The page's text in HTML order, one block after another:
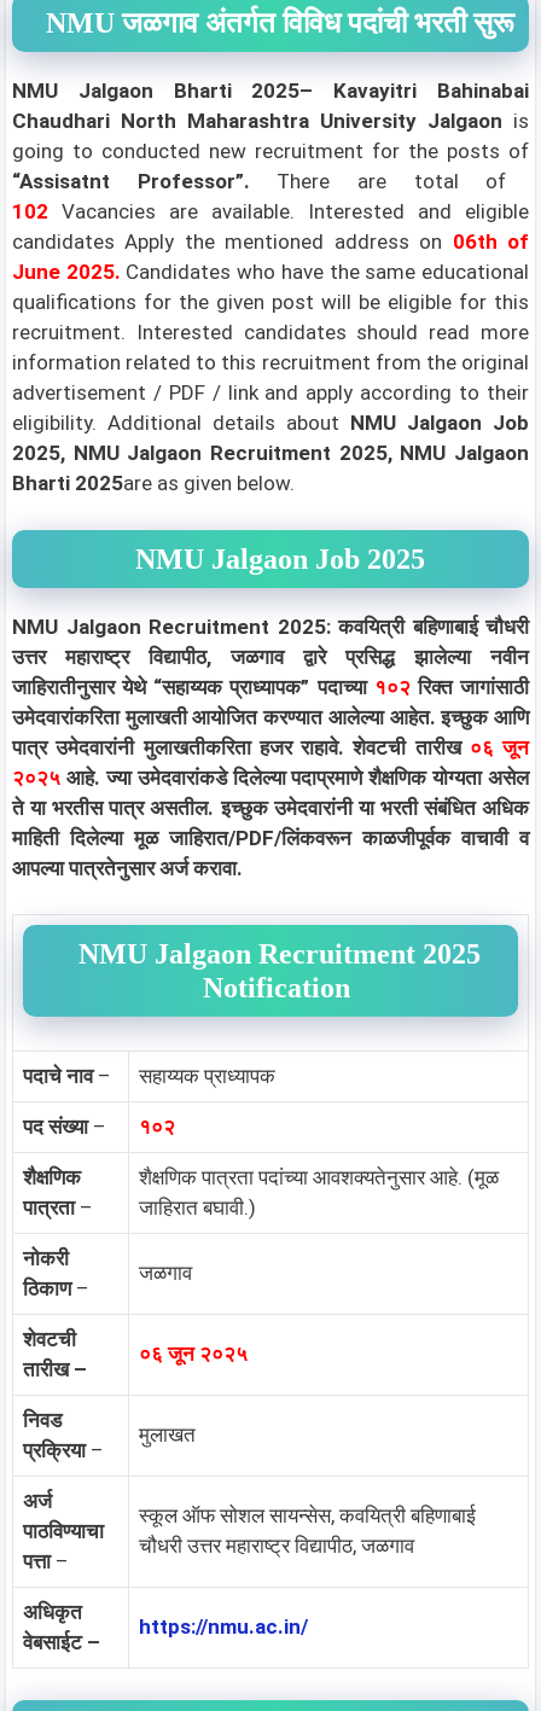
NMU जळगाव अंतर्गत विविध पदांची भरती सुरू
NMU Jalgaon
Bharti 2025– Kavayitri Bahinabai
Chaudhari North Maharashtra University Jalgaon is
going to conducted new recruitment for the posts of
“Assisatnt Professor”. There are total of
102 Vacancies are available. Interested and eligible
candidates Apply the mentioned address on 06th of
June 2025. Candidates who have the same educational
qualifications for the given post will be eligible for this
recruitment. Interested candidates should read more
information related to this recruitment from the original
advertisement / PDF / link and apply according to their
eligibility. Additional details about NMU Jalgaon Job
2025, NMU Jalgaon Recruitment 2025, NMU Jalgaon
Bharti 2025are as given below.
NMU Jalgaon Job 2025
NMU Jalgaon Recruitment 2025: कवयित्री बहिणाबाई चौधरी
उत्तर महाराष्ट्र विद्यापीठ, जळगाव द्वारे प्रसिद्ध झालेल्या नवीन
जाहिरातीनुसार येथे “सहाय्यक प्राध्यापक” पदाच्या १०२रिक्त जागांसाठी
उमेदवारांकरिता मुलाखती आयोजित करण्यात आलेल्या आहेत. इच्छुक आणि
पात्र उमेदवारांनी मुलाखतीकरिता हजर राहावे. शेवटची तारीख ०६ जून
२०२५ आहे. ज्या उमेदवारांकडे दिलेल्या पदाप्रमाणे शैक्षणिक योग्यता असेल
ते या भरतीस पात्र असतील. इच्छुक उमेदवारांनी या भरती संबंधित अधिक
माहिती दिलेल्या मूळ जाहिरात/PDF/लिंकवरून काळजीपूर्वक वाचावी व
आपल्या पात्रतेनुसार अर्ज करावा.
NMU Jalgaon Recruitment 2025
Notification
पदाचे नाव– सहाय्यक प्राध्यापक
पद संख्या– १०२
शैक्षणिक
पात्रता–
शैक्षणिक पात्रता पदांच्या आवशक्यतेनुसार आहे. (मूळ
जाहिरात बघावी.)
नोकरी
ठिकाण–
जळगाव
शेवटची
तारीख –
०६ जून २०२५
निवड
प्रक्रिया–
मुलाखत
अर्ज
पाठविण्याचा
पत्ता–
स्कूल ऑफ सोशल सायन्सेस, कवयित्री बहिणाबाई
चौधरी उत्तर महाराष्ट्र विद्यापीठ, जळगाव
अधिकृत
वेबसाईट –
https://nmu.ac.in/